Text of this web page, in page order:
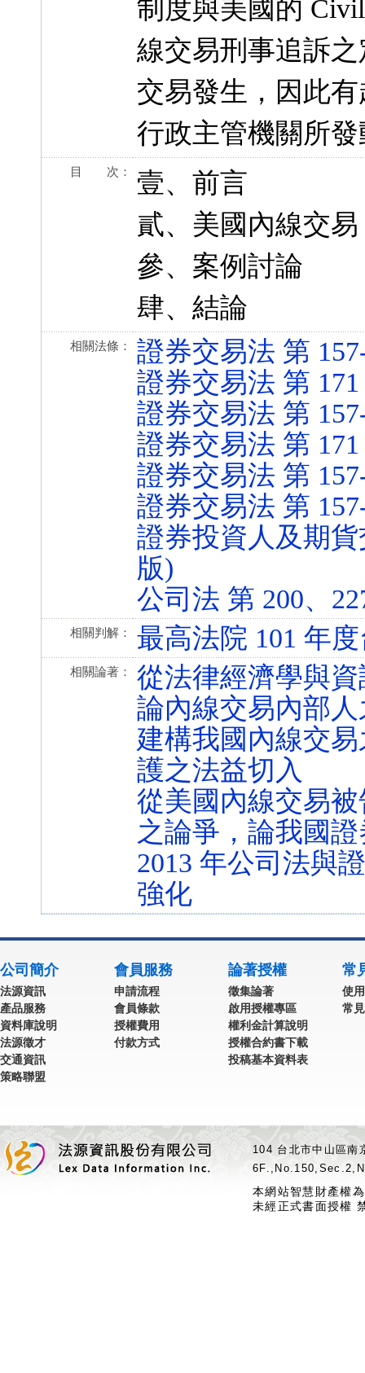
制度與美國的
線交易刑事追訴
交易發生，因此
行政主管機關所
目 次：
壹、前言
貳、美國內線交
參、案例討論
肆、結論
相關法條：
證券交易法 第
證券交易法 第
證券交易法 第
證券交易法 第
證券交易法 第
證券交易法 第
證券投資人及期貨
版)
公司法 第 200、
相關判解： 最高法院 101 年
相關論著：
從法律經濟學與
論內線交易內部
建構我國內線交
護之法益切入
從美國內線交易
之論爭，論我國
2013 年公司法與
強化
公司簡介
法源資訊
產品服務
資料庫說明
法源徵才
交通資訊
策略聯盟
會員服務
申請流程
會員條款
授權費用
付款方式
論著授權
徵集論著
啟用授權專區
權利金計算說明
授權合約書下載
投稿基本資料表
常
使
常
104 台北市中山區
本網站智慧財產權
未經正式書面授權